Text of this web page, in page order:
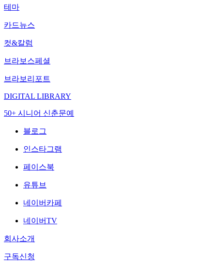
테마
카드뉴스
컷&칼럼
브라보스페셜
브라보리포트
DIGITAL LIBRARY
50+ 시니어 신춘문예
블로그
인스타그램
페이스북
유튜브
네이버카페
네이버TV
회사소개
구독신청